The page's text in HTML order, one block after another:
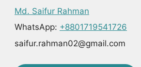
Md. Saifur Rahman
WhatsApp: +8801719541726
saifur.rahman02@gmail.com